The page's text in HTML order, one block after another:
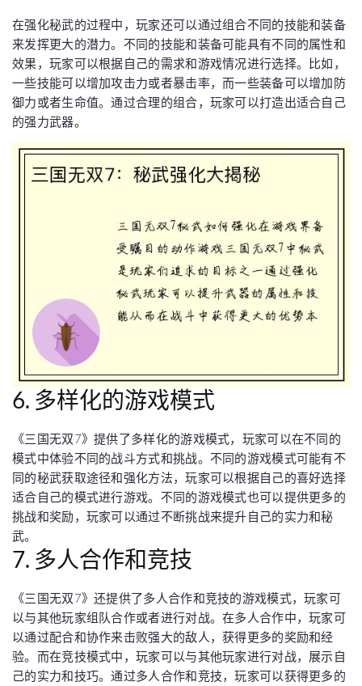
在强化秘武的过程中，玩家还可以通过组合不同的技能和装备
来发挥更大的潜力。不同的技能和装备可能具有不同的属性和
效果，玩家可以根据自己的需求和游戏情况进行选择。比如，
一些技能可以增加攻击力或者暴击率，而一些装备可以增加防
御力或者生命值。通过合理的组合，玩家可以打造出适合自己
的强力武器。
6. 多样化的游戏模式
《三国无双7》提供了多样化的游戏模式，玩家可以在不同的
模式中体验不同的战斗方式和挑战。不同的游戏模式可能有不
同的秘武获取途径和强化方法，玩家可以根据自己的喜好选择
适合自己的模式进行游戏。不同的游戏模式也可以提供更多的
挑战和奖励，玩家可以通过不断挑战来提升自己的实力和秘
武。
7. 多人合作和竞技
《三国无双7》还提供了多人合作和竞技的游戏模式，玩家可
以与其他玩家组队合作或者进行对战。在多人合作中，玩家可
以通过配合和协作来击败强大的敌人，获得更多的奖励和经
验。而在竞技模式中，玩家可以与其他玩家进行对战，展示自
己的实力和技巧。通过多人合作和竞技，玩家可以获得更多的